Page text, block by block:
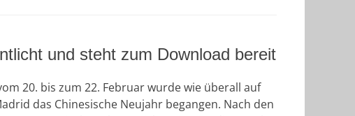
und steht zum Download bereit
20. bis zum 22. Februar wurde wie überall auf
das Chinesische Neujahr begangen. Nach den